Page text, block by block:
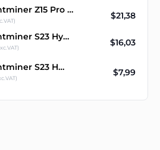
Bitmain Antminer Z15 Pro 860ksol/s
$21,38
Bitmain Antminer S23 Hyd 3U asic mijnwerker
$16,03
Bitmain Antminer S23 Hydro
$7,99